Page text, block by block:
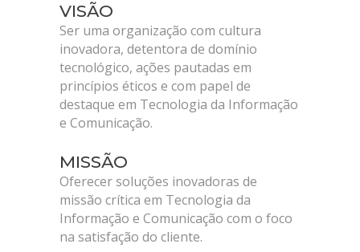
VISÃO
Ser uma organização com cultura
inovadora, detentora de domínio
tecnológico, ações pautadas em
princípios éticos e com papel de
destaque em Tecnologia da Informação
e Comunicação.
MISSÃO
Oferecer soluções inovadoras de
missão crítica em Tecnologia da
Informação e Comunicação com o foco
na satisfação do cliente.